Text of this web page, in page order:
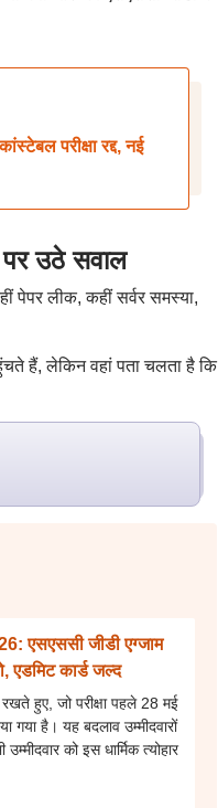
परीक्षा रद्द, नई
उठे सवाल
पेपर लीक, कहीं सर्वर समस्या,
हैं, लेकिन वहां पता चलता है कि
एसएससी जीडी एग्जाम
कार्ड जल्द
हुए, जो परीक्षा पहले 28 मई
है। यह बदलाव उम्मीदवारों
को इस धार्मिक त्योहार